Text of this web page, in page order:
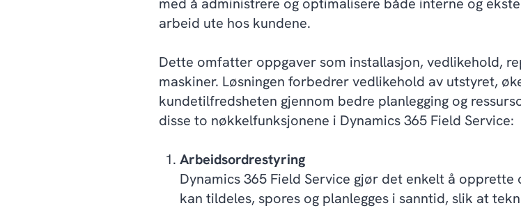
arbeid ute hos kundene.
Dette omfatter oppgaver som installasjon, vedlikehold,
maskiner. Løsningen forbedrer vedlikehold av utstyret,
kundetilfredsheten gjennom bedre planlegging og
disse to nøkkelfunksjonene i Dynamics 365 Field Service:
Arbeidsordrestyring
Dynamics 365 Field Service gjør det enkelt å
kan tildeles, spores og planlegges i sanntid, slik at